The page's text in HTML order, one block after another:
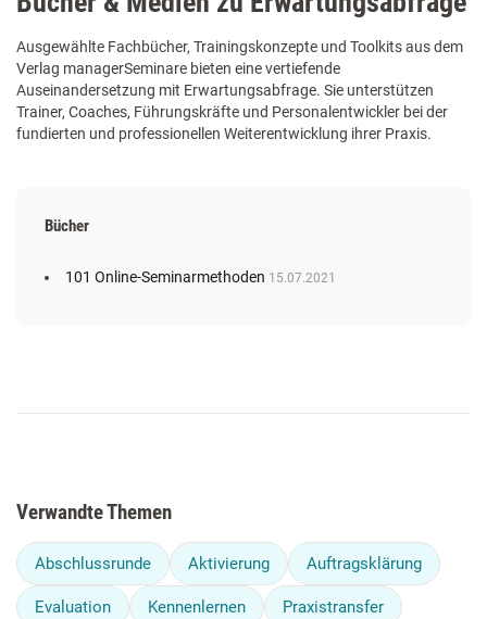
Ausgewählte Fachbücher, Trainingskonzepte und Toolkits aus dem
Verlag managerSeminare bieten eine vertiefende
Auseinandersetzung mit Erwartungsabfrage. Sie unterstützen
Trainer, Coaches, Führungskräfte und Personalentwickler bei der
fundierten und professionellen Weiterentwicklung ihrer Praxis.
Bücher
101 Online-Seminarmethoden 15.07.2021
Verwandte Themen
Abschlussrunde Aktivierung Auftragsklärung
Evaluation Kennenlernen Praxistransfer